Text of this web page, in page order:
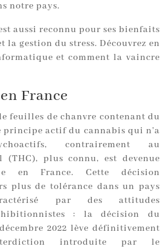
notre pays.
aussi reconnu pour ses bienfaits
la gestion du stress. Découvrez en
et comment la vaincre
France
feuilles de chanvre contenant du
actif du cannabis qui n’a
contrairement au
(THC), plus connu, est devenue
en France. Cette décision
plus de tolérance dans un pays
par des attitudes
: la décision du
2022 lève définitivement
introduite par le